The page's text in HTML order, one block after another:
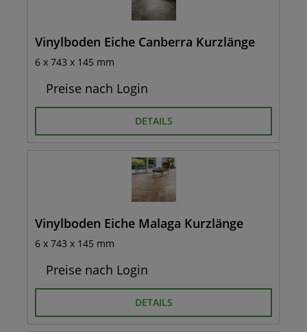
Vinylboden Eiche Canberra Kurzlänge
6 x 743 x 145 mm
Preise nach Login
DETAILS
Vinylboden Eiche Malaga Kurzlänge
6 x 743 x 145 mm
Preise nach Login
DETAILS